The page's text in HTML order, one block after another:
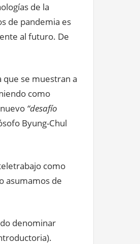
de la
de pandemia es
al futuro. De
que se muestran a
como
“desafío
Byung-Chul
como
asumamos de
denominar